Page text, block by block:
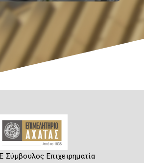
Σύμβουλος Επιχειρηματία